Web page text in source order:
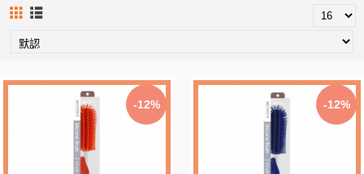
-12% -12%